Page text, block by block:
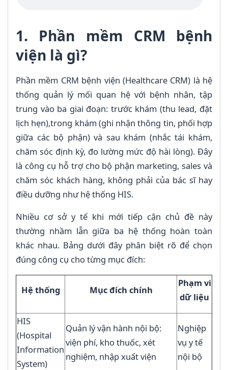
1. Phần mềm CRM bệnh
viện là gì?
Phần mềm CRM bệnh viện (Healthcare CRM) là hệ
thống quản lý mối quan hệ với bệnh nhân, tập
trung vào ba giai đoạn: trước khám (thu lead, đặt
lịch hẹn),trong khám (ghi nhận thông tin, phối hợp
giữa các bộ phận) và sau khám (nhắc tái khám,
chăm sóc định kỳ, đo lường mức độ hài lòng). Đây
là công cụ hỗ trợ cho bộ phận marketing, sales và
chăm sóc khách hàng, không phải của bác sĩ hay
điều dưỡng như hệ thống HIS.
Nhiều cơ sở y tế khi mới tiếp cận chủ đề này
thường nhầm lẫn giữa ba hệ thống hoàn toàn
khác nhau. Bảng dưới đây phân biệt rõ để chọn
đúng công cụ cho từng mục đích:
Hệ thống Mục đích chính
Phạm vi
dữ liệu
HIS
(Hospital
Information
System)
Quản lý vận hành nội bộ:
viện phí, kho thuốc, xét
nghiệm, nhập xuất viện
Nghiệp
vụ y tế
nội bộ